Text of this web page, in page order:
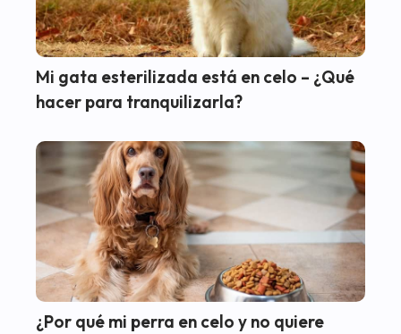
Mi gata esterilizada está en celo – ¿Qué
hacer para tranquilizarla?
¿Por qué mi perra en celo y no quiere